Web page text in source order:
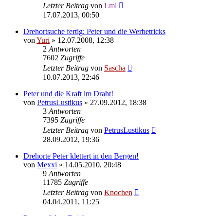
Letzter Beitrag von Lml
17.07.2013, 00:50
Drehortsuche fertig: Peter und die Werbetricks
von Yuri » 12.07.2008, 12:38
2 Antworten
7602 Zugriffe
Letzter Beitrag von Sascha
10.07.2013, 22:46
Peter und die Kraft im Draht!
von PetrusLustikus » 27.09.2012, 18:38
3 Antworten
7395 Zugriffe
Letzter Beitrag von PetrusLustikus
28.09.2012, 19:36
Drehorte Peter klettert in den Bergen!
von Mexxi » 14.05.2010, 20:48
9 Antworten
11785 Zugriffe
Letzter Beitrag von Knochen
04.04.2011, 11:25